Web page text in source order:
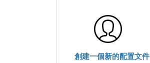
創建一個新的配置文件